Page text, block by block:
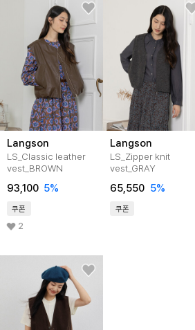
Langson
LS_Classic leather
vest_BROWN
93,100 5%
쿠폰
2
Langson
LS_Zipper knit
vest_GRAY
65,550 5%
쿠폰